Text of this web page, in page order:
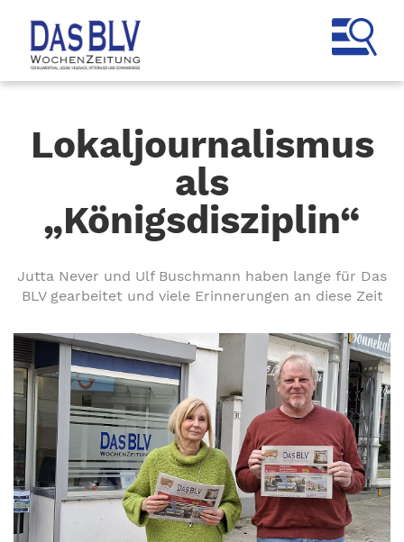
Lokaljournalismus
als
„Königsdisziplin“
Jutta Never und Ulf Buschmann haben lange für Das
BLV gearbeitet und viele Erinnerungen an diese Zeit